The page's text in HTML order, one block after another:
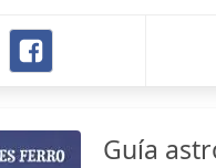
Guía